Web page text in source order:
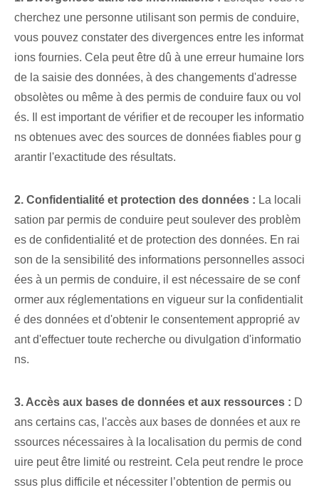
cherchez une personne utilisant son permis de conduire,
vous pouvez constater des divergences entre les informat
ions fournies. Cela peut être dû à une erreur humaine lors
de la saisie des données, à des changements d'adresse
obsolètes ou même à des permis de conduire faux ou vol
és. Il est important de vérifier et de recouper les informatio
ns obtenues avec des sources de données fiables pour g
arantir l'exactitude des résultats.
2. Confidentialité et protection des données : La locali
sation par permis de conduire peut soulever des problèm
es de confidentialité et de protection des données. En rai
son de la sensibilité des informations personnelles associ
ées à un permis de conduire, il est nécessaire de se conf
ormer aux réglementations en vigueur sur la confidentialit
é des données et d'obtenir le consentement approprié av
ant d'effectuer toute recherche ou divulgation d'informatio
ns.
3. Accès aux bases de données et aux ressources : D
ans certains cas, l'accès aux bases de données et aux re
ssources nécessaires à la localisation du permis de cond
uire peut être limité ou restreint. Cela peut rendre le proce
ssus plus difficile et nécessiter l’obtention de permis ou